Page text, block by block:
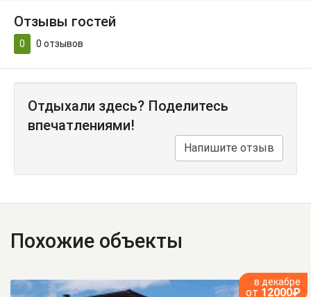
Отзывы гостей
0 0 отзывов
Отдыхали здесь? Поделитесь
впечатлениями!
Напишите отзыв
Похожие объекты
в декабре
от 12000₽